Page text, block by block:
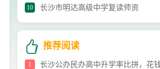
10 长沙市明达高级中学复读师资
推荐阅读
1
长沙公办民办高中升学率比拼，花